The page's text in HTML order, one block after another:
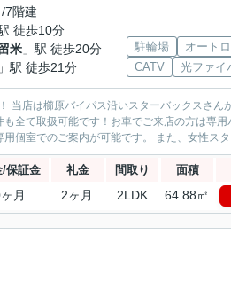
7階建
徒歩10分
米 」駅 徒歩20分
駅 徒歩21分
駐輪場 オート
CATV
光ファイ
当店は櫛原バイパス沿いスターバックスさん
全て取扱可能です！お車でご来店の方は専
個室でのご案内が可能です。 また、女性ス
/保証金 礼金 間取り 面積
月 2ヶ月 2LDK 64.88㎡